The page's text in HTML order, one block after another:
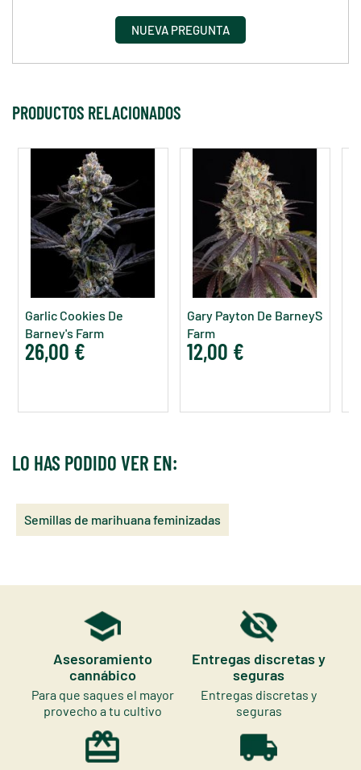
NUEVA PREGUNTA
PRODUCTOS RELACIONADOS
Garlic Cookies De
Barney's Farm
26,00 €
Gary Payton De Barney´s
Farm
12,00 €
LO HAS PODIDO VER EN:
Semillas de marihuana feminizadas
Asesoramiento
cannábico
Para que saques el mayor
provecho a tu cultivo
Entregas discretas y
seguras
Entregas discretas y
seguras